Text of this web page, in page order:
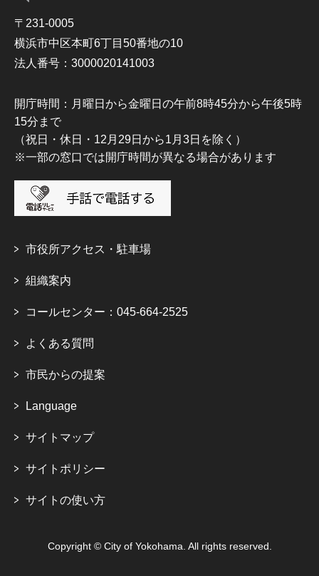
〒231-0005
横浜市中区本町6丁目50番地の10
法人番号：3000020141003
開庁時間：月曜日から金曜日の午前8時45分から午後5時
15分まで
（祝日・休日・12月29日から1月3日を除く）
※一部の窓口では開庁時間が異なる場合があります
市役所アクセス・駐車場
組織案内
コールセンター：045-664-2525
よくある質問
市民からの提案
Language
サイトマップ
サイトポリシー
サイトの使い方
Copyright © City of Yokohama. All rights reserved.